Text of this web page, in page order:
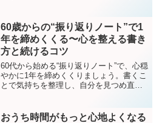
「断り方のコツ」を身につけて、自由で
軽やかな人生を手に入れましょう。
60歳からの“振り返りノート”で1
年を締めくくる〜心を整える書き
方と続けるコツ
60代から始める“振り返りノート”で、心穏
やかに1年を締めくくりましょう。書くこ
とで気持ちを整理し、自分を見つめ直す
おうち時間がもっと心地よくなる